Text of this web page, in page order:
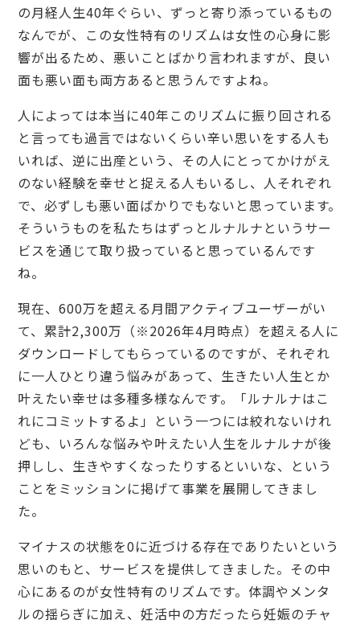
の月経人生40年ぐらい、ずっと寄り添っているもの
なんでが、この女性特有のリズムは女性の心身に影
響が出るため、悪いことばかり言われますが、良い
面も悪い面も両方あると思うんですよね。
人によっては本当に40年このリズムに振り回される
と言っても過言ではないくらい辛い思いをする人も
いれば、逆に出産という、その人にとってかけがえ
のない経験を幸せと捉える人もいるし、人それぞれ
で、必ずしも悪い面ばかりでもないと思っています。
そういうものを私たちはずっとルナルナというサー
ビスを通じて取り扱っていると思っているんです
ね。
現在、600万を超える月間アクティブユーザーがい
て、累計2,300万（※2026年4月時点）を超える人に
ダウンロードしてもらっているのですが、それぞれ
に一人ひとり違う悩みがあって、生きたい人生とか
叶えたい幸せは多種多様なんです。「ルナルナはこ
れにコミットするよ」という一つには絞れないけれ
ども、いろんな悩みや叶えたい人生をルナルナが後
押しし、生きやすくなったりするといいな、という
ことをミッションに掲げて事業を展開してきまし
た。
マイナスの状態を0に近づける存在でありたいという
思いのもと、サービスを提供してきました。その中
心にあるのが女性特有のリズムです。体調やメンタ
ルの揺らぎに加え、妊活中の方だったら妊娠のチャ